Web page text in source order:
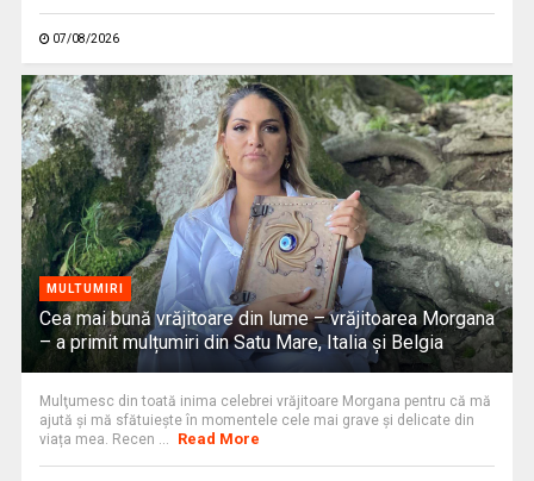
07/08/2026
MULTUMIRI
Cea mai bună vrăjitoare din lume – vrăjitoarea Morgana
– a primit mulțumiri din Satu Mare, Italia și Belgia
Mulţumesc din toată inima celebrei vrăjitoare Morgana pentru că mă
ajută și mă sfătuiește în momentele cele mai grave și delicate din
viața mea. Recen ...
Read More